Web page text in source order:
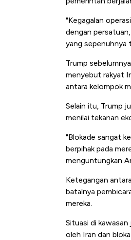
"Kegagalan
dengan
yang sepenuhnya
Trump
menyebut rakyat
antara kelompok
Selain itu, Trump
menilai tekanan
"Blokade sangat
berpihak pada
menguntungkan
Ketegangan
batalnya
mereka.
Situasi di
oleh Iran dan